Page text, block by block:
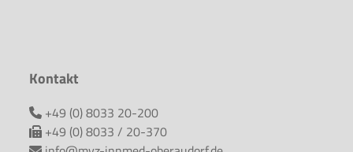
Kontakt
+49 (0) 8033 20-200
+49 (0) 8033 / 20-370